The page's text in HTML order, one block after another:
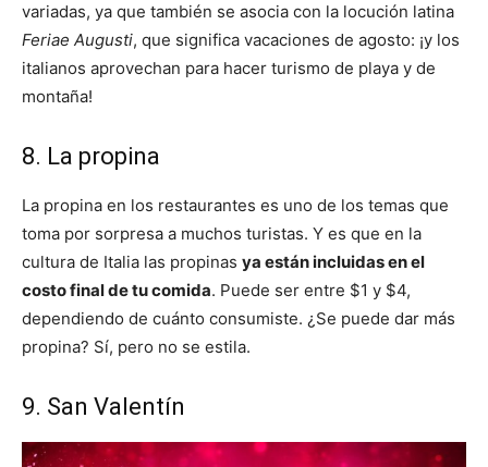
variadas, ya que también se asocia con la locución latina
Feriae Augusti, que significa vacaciones de agosto: ¡y los
italianos aprovechan para hacer turismo de playa y de
montaña!
8. La propina
La propina en los restaurantes es uno de los temas que
toma por sorpresa a muchos turistas. Y es que en la
cultura de Italia las propinas ya están incluidas en el
costo final de tu comida. Puede ser entre $1 y $4,
dependiendo de cuánto consumiste. ¿Se puede dar más
propina? Sí, pero no se estila.
9. San Valentín